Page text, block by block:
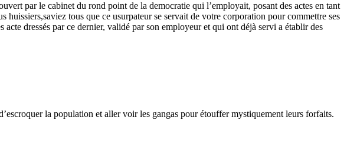
par le cabinet du rond point de la democratie qui l’employait, posant des actes en tant
tous que ce usurpateur se servait de votre corporation pour commettre ses
dressés par ce dernier, validé par son employeur et qui ont déjà servi a établir des
la population et aller voir les gangas pour étouffer mystiquement leurs forfaits.